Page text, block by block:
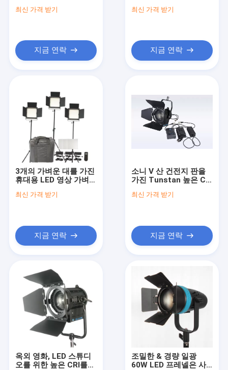
스튜디오
최신 가격 받기
지금 연락
120° 광속 각 LED 은은
최신 가격 받기
지금 연락
3개의 가벼운 대를 가진
휴대용 LED 영상 가벼운
패널 장비
최신 가격 받기
지금 연락
소니 V 산 건전지 판을
가진 Tunstan 높은 CRI
점화하는 영화에 의하여
최신 가격 받기
지금 연락
옥외 영화, LED 스튜디
오를 위한 높은 CRI를
조밀한 & 경량 일광
60W LED 프레넬은 사